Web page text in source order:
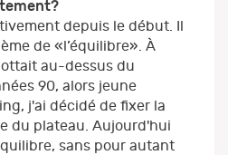
depuis le début. Il
de «l’équilibre». À
au-dessus du
90, alors jeune
j'ai décidé de fixer la
du plateau. Aujourd'hui
sans pour autant